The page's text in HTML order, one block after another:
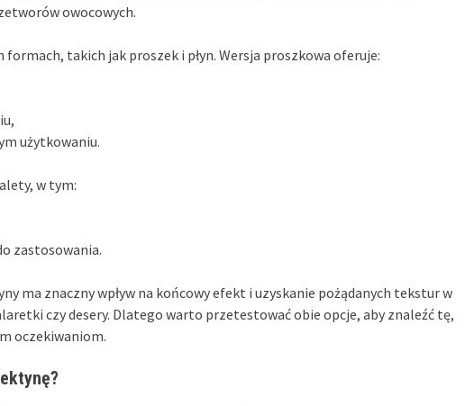
owocowych.
takich jak proszek i płyn. Wersja proszkowa oferuje:
użytkowaniu.
w tym:
zastosowania.
ma znaczny wpływ na końcowy efekt i uzyskanie pożądanych tekstur w
czy desery. Dlatego warto przetestować obie opcje, aby znaleźć tę,
oczekiwaniom.